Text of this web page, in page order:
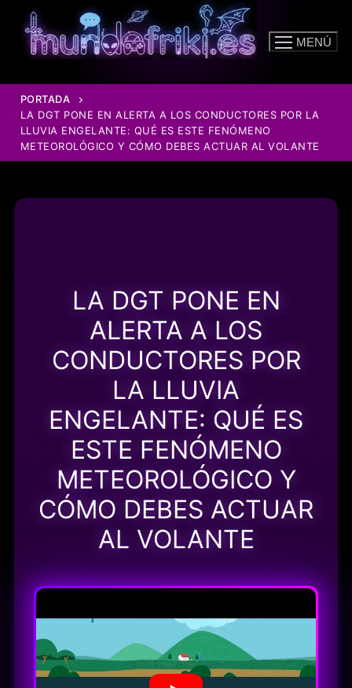
contenido
MENÚ
PORTADA
LA DGT PONE EN ALERTA A LOS CONDUCTORES POR LA
LLUVIA ENGELANTE: QUÉ ES ESTE FENÓMENO
METEOROLÓGICO Y CÓMO DEBES ACTUAR AL VOLANTE
LA DGT PONE EN
ALERTA A LOS
CONDUCTORES POR
LA LLUVIA
ENGELANTE: QUÉ ES
ESTE FENÓMENO
METEOROLÓGICO Y
CÓMO DEBES ACTUAR
AL VOLANTE